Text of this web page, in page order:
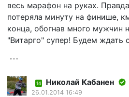
весь марафон на руках.
потеряла минуту на финише,
конца, обогнав много мужчин
"Витарго" супер! Будем ждать
14 Николай Кабанен
26.01.2014 16:49